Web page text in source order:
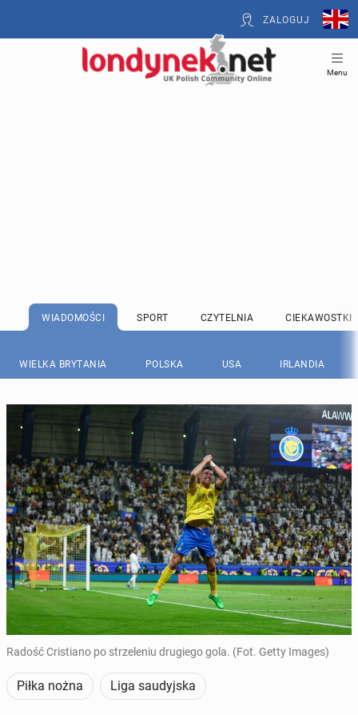
ZALOGUJ
Menu
WIADOMOŚCI SPORT CZYTELNIA CIEKAWOSTKI
WIELKA BRYTANIA POLSKA USA IRLANDIA
Radość Cristiano po strzeleniu drugiego gola. (Fot. Getty Images)
Piłka nożna Liga saudyjska